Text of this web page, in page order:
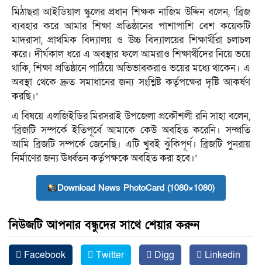
মিঠাছরা আইডিয়াল স্কুলের প্রধান শিক্ষক নাজিম উদ্দিন বলেন, ‘ব্রিজ
ব্যবহার করে আমার শিক্ষা প্রতিষ্ঠানের পাশাপাশি বেশ কয়েকটি
মাদরাসা, প্রাথমিক বিদ্যালয় ও উচ্চ বিদ্যালয়ের শিক্ষার্থীরা চলাচল
করে। দীর্ঘকাল ধরে এ অবস্থার ফলে আমরাও শিক্ষার্থীদের নিয়ে ভয়ে
থাকি, শিক্ষা প্রতিষ্ঠানে পাঠিয়ে অভিভাবকরাও ভয়ের মধ্যে থাকেন। এ
অবস্থা থেকে দ্রুত সমাধানের জন্য সংশ্লিষ্ট কর্তৃপক্ষের দৃষ্টি আকর্ষণ
করছি।’
এ বিষয়ে এলজিইডির মিরসরাই উপজেলা প্রকৌশলী রনি সাহা বলেন,
‘ব্রিজটি সম্পর্কে ইতিপূর্বে আমাকে কেউ অবহিত করেনি। সম্প্রতি
আমি ব্রিজটি সম্পর্কে জেনেছি। এটি খুবই ঝুঁকিপূর্ণ। ব্রিজটি পুনরায়
নির্মাণের জন্য ঊর্ধ্বতন কর্তৃপক্ষকে অবহিত করা হবে।’
Download News PhotoCard (1080×1080)
নিউজটি আপনার বন্ধুদের সাথে শেয়ার করুন
Facebook Twitter Digg
Linkedin